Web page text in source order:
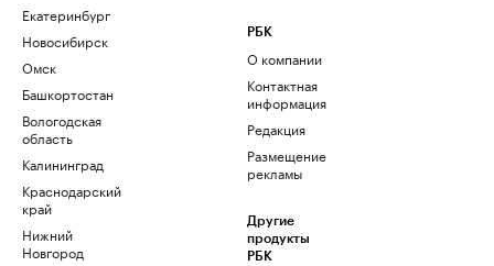
Екатеринбург
Новосибирск
Омск
Башкортостан
Вологодская
область
Калининград
Краснодарский
край
Нижний
Новгород
РБК
О компании
Контактная
информация
Редакция
Размещение
рекламы
Другие
продукты
РБК